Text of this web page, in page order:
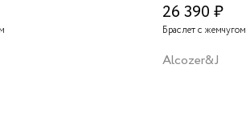
26 390 ₽
Браслет с жемчугом
Alcozer&J